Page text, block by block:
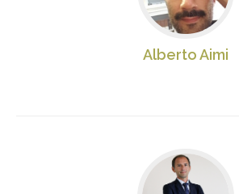
Alberto Aimi